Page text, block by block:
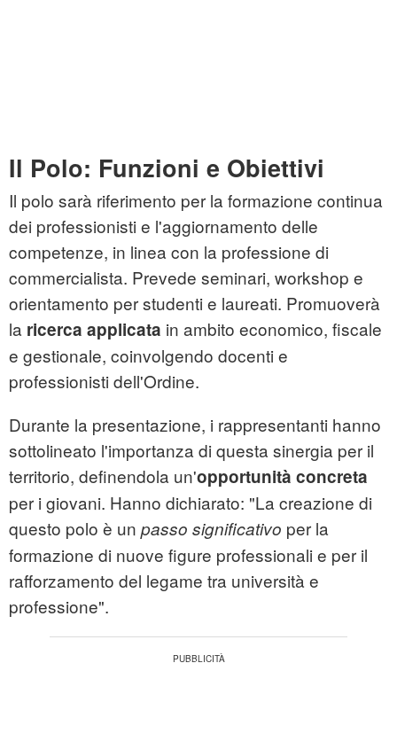
Il Polo: Funzioni e Obiettivi
Il polo sarà riferimento per la formazione continua
dei professionisti e l'aggiornamento delle
competenze, in linea con la professione di
commercialista. Prevede seminari, workshop e
orientamento per studenti e laureati. Promuoverà
la ricerca applicata in ambito economico, fiscale
e gestionale, coinvolgendo docenti e
professionisti dell'Ordine.
Durante la presentazione, i rappresentanti hanno
sottolineato l'importanza di questa sinergia per il
territorio, definendola un'opportunità concreta
per i giovani. Hanno dichiarato: "La creazione di
questo polo è un passo significativo per la
formazione di nuove figure professionali e per il
rafforzamento del legame tra università e
professione".